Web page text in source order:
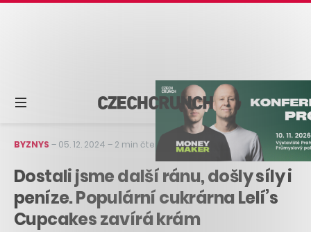
BYZNYS – 05. 12. 2024 – 2 min čtení
Dostali jsme další ránu, došly síly i
peníze. Populární cukrárna Lelí’s
Cupcakes zavírá krám